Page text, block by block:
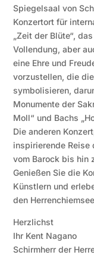
Spiegelsaal von
Konzertort für
„Zeit der Blüte“,
Vollendung, aber
eine Ehre und
vorzustellen, die
symbolisieren,
Monumente der
Moll“ und Bachs
Die anderen
inspirierende Reise
vom Barock bis hin
Genießen Sie die
Künstlern und
den
Herzlichst
Ihr Kent Nagano
Schirmherr der